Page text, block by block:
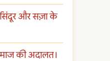
और सज़ा के
की अदालत।